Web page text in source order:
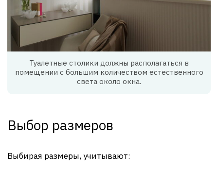
Туалетные столики должны располагаться в
помещении с большим количеством естественного
света около окна.
Выбор размеров
Выбирая размеры, учитывают: